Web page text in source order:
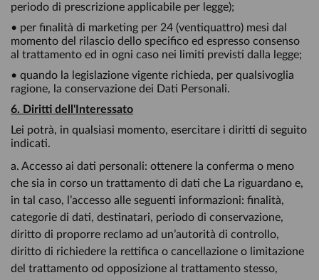
periodo di prescrizione applicabile per legge);
• per finalità di marketing per 24 (ventiquattro) mesi dal
momento del rilascio dello specifico ed espresso consenso
al trattamento ed in ogni caso nei limiti previsti dalla legge;
• quando la legislazione vigente richieda, per qualsivoglia
ragione, la conservazione dei Dati Personali.
6. Diritti dell'Interessato
Lei potrà, in qualsiasi momento, esercitare i diritti di seguito
indicati.
a. Accesso ai dati personali: ottenere la conferma o meno
che sia in corso un trattamento di dati che La riguardano e,
in tal caso, l’accesso alle seguenti informazioni: finalità,
categorie di dati, destinatari, periodo di conservazione,
diritto di proporre reclamo ad un’autorità di controllo,
diritto di richiedere la rettifica o cancellazione o limitazione
del trattamento od opposizione al trattamento stesso,